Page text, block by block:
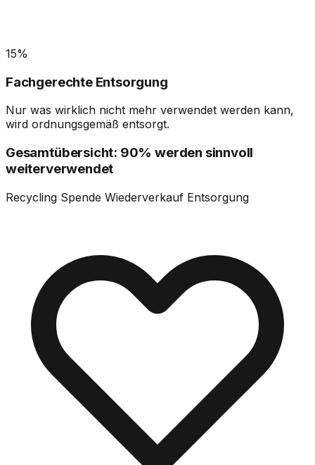
15%
Fachgerechte Entsorgung
Nur was wirklich nicht mehr verwendet werden kann,
wird ordnungsgemäß entsorgt.
Gesamtübersicht: 90% werden sinnvoll
weiterverwendet
Recycling Spende Wiederverkauf Entsorgung